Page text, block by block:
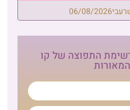
06/08/2026
התפוצה של קו
המאורות